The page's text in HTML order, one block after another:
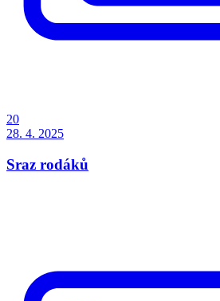
20
28. 4. 2025
Sraz rodáků